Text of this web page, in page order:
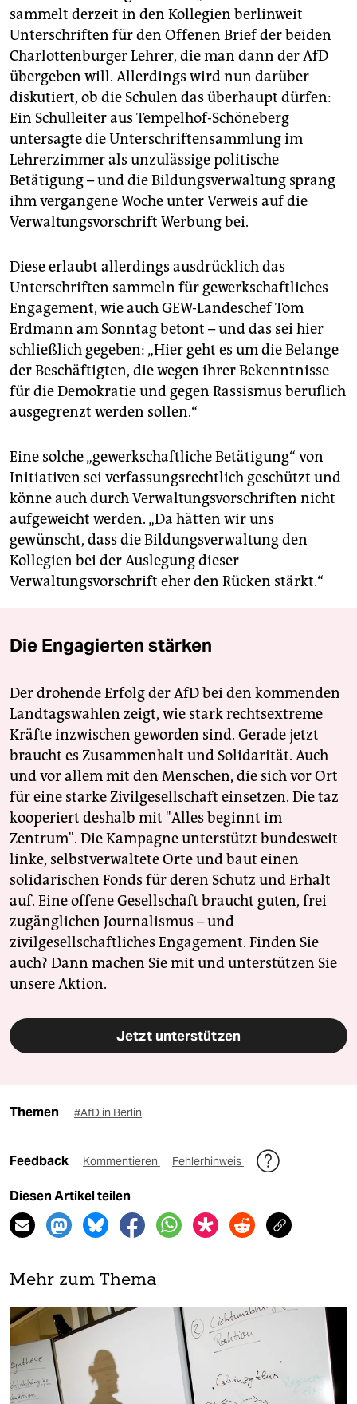
sammelt derzeit in den Kollegien berlinweit
Unterschriften für den Offenen Brief der beiden
Charlottenburger Lehrer, die man dann der AfD
übergeben will. Allerdings wird nun darüber
diskutiert, ob die Schulen das überhaupt dürfen:
Ein Schulleiter aus Tempelhof-Schöneberg
untersagte die Unterschriftensammlung im
Lehrerzimmer als unzulässige politische
Betätigung – und die Bildungsverwaltung sprang
ihm vergangene Woche unter Verweis auf die
Verwaltungsvorschrift Werbung bei.
Diese erlaubt allerdings ausdrücklich das
Unterschriften sammeln für gewerkschaftliches
Engagement, wie auch GEW-Landeschef Tom
Erdmann am Sonntag betont – und das sei hier
schließlich gegeben: „Hier geht es um die Belange
der Beschäftigten, die wegen ihrer Bekenntnisse
für die Demokratie und gegen Rassismus beruflich
ausgegrenzt werden sollen.“
Eine solche „gewerkschaftliche Betätigung“ von
Initiativen sei verfassungsrechtlich geschützt und
könne auch durch Verwaltungsvorschriften nicht
aufgeweicht werden. „Da hätten wir uns
gewünscht, dass die Bildungsverwaltung den
Kollegien bei der Auslegung dieser
Verwaltungsvorschrift eher den Rücken stärkt.“
Die Engagierten stärken
Der drohende Erfolg der AfD bei den kommenden
Landtagswahlen zeigt, wie stark rechtsextreme
Kräfte inzwischen geworden sind. Gerade jetzt
braucht es Zusammenhalt und Solidarität. Auch
und vor allem mit den Menschen, die sich vor Ort
für eine starke Zivilgesellschaft einsetzen. Die taz
kooperiert deshalb mit "Alles beginnt im
Zentrum". Die Kampagne unterstützt bundesweit
linke, selbstverwaltete Orte und baut einen
solidarischen Fonds für deren Schutz und Erhalt
auf. Eine offene Gesellschaft braucht guten, frei
zugänglichen Journalismus – und
zivilgesellschaftliches Engagement. Finden Sie
auch? Dann machen Sie mit und unterstützen Sie
unsere Aktion.
Jetzt unterstützen
Themen #AfD in Berlin
Feedback Kommentieren Fehlerhinweis
Diesen Artikel teilen
Mehr zum Thema